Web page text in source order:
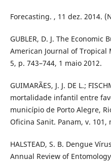
Forecasting. , 11 dez. 2014.
GUBLER, D. J. The Economic
American Journal of Tropical
5, p. 743–744, 1 maio 2012.
GUIMARÃES, J. J. DE L.;
mortalidade infantil entre
município de Porto Alegre,
Oficina Sanit. Panam, v. 101,
HALSTEAD, S. B. Dengue
Annual Review of